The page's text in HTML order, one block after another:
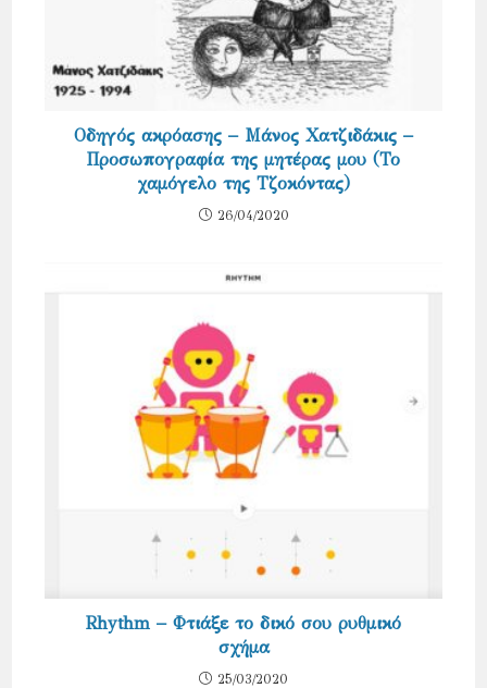
Οδηγός ακρόασης – Μάνος Χατζιδάκις –
Προσωπογραφία της μητέρας μου (Το
χαμόγελο της Τζοκόντας)
26/04/2020
Rhythm – Φτιάξε το δικό σου ρυθμικό
σχήμα
25/03/2020